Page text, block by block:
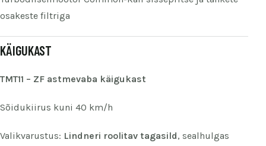
osakeste filtriga
KÄIGUKAST
TMT11 – ZF astmevaba käigukast
Sõidukiirus kuni 40 km/h
Valikvarustus: Lindneri roolitav tagasild, sealhulgas